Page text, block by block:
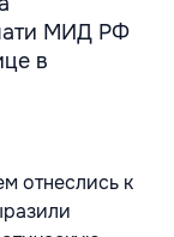
МИД РФ
в
отнеслись к